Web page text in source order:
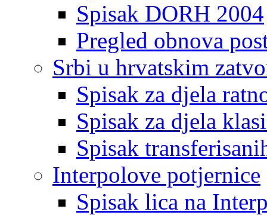
Spisak DORH 2004
Pregled obnova
Srbi u hrvatskim
Spisak za djela
Spisak za djela
Spisak
Interpolove potjernice
Spisak lica na